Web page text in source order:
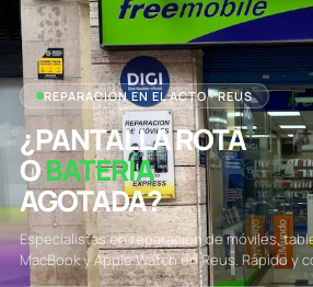
REPARACIÓN EN EL ACTO · REUS
¿PANTALLA ROTA
OBATERÍA
AGOTADA?
Especialistas en reparación de móviles,
MacBook y Apple Watch en Reus. Rápido y